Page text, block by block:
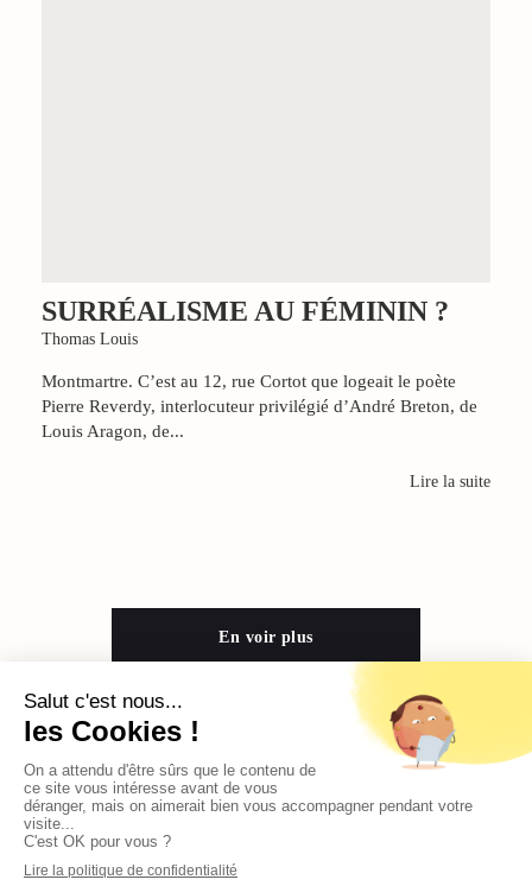
SURRÉALISME AU FÉMININ ?
Thomas Louis
Montmartre. C’est au 12, rue Cortot que logeait le poète
Pierre Reverdy, interlocuteur privilégié d’André Breton, de
Louis Aragon, de...
Lire la suite
En voir plus